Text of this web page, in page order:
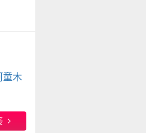
童木